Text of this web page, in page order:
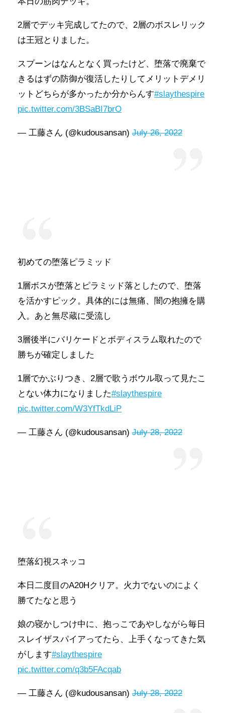
2層でデッキ完成してたので、2層のボスレリック
は王冠とりました。
スプーンはなんとなく買ったけど、堕落で廃棄で
きるはずの防御が復活したりしてメリットデメリ
ットどちらが多かったか分からんす#slaythespire
pic.twitter.com/3BSaBI7brO
— 工藤さん (@kudousansan) July 26, 2022
初めての堕落ピラミッド
1層ボスが堕落とピラミッド落としたので、堕落
を活かすピック。具体的には無痛、闇の抱擁を購
入。あと無尽蔵に受流し
3層後半にバリケードとボディスラム取れたので
勝ちが確定しました
1層でかぶりつき、2層で歌うボウル取って見たこ
とない体力になりました#slaythespire
pic.twitter.com/W3YfTkdLiP
— 工藤さん (@kudousansan) July 28, 2022
堕落幻視スネッコ
本日二度目のA20Hクリア。火力でないのによく
勝てたなと思う
娘の寝かしつけ中に、抱っこであやしながら毎日
スレイザスパイアってたら、上手くなってきた気
がします#slaythespire
pic.twitter.com/q3b5FAcqab
— 工藤さん (@kudousansan) July 28, 2022